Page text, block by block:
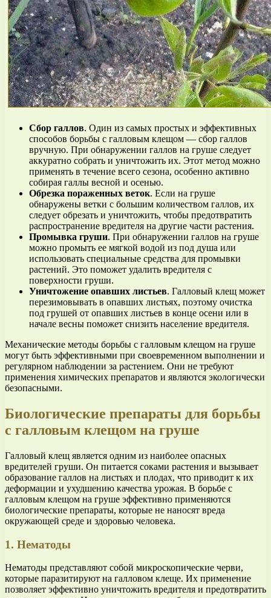
Сбор галлов. Один из самых простых и эффективных
способов борьбы с галловым клещом — сбор галлов
вручную. При обнаружении галлов на груше следует
аккуратно собрать и уничтожить их. Этот метод можно
применять в течение всего сезона, особенно активно
собирая галлы весной и осенью.
Обрезка пораженных веток. Если на груше
обнаружены ветки с большим количеством галлов, их
следует обрезать и уничтожить, чтобы предотвратить
распространение вредителя на другие части растения.
Промывка груши. При обнаружении галлов на груше
можно промыть ее мягкой водой из под душа или
использовать специальные средства для промывки
растений. Это поможет удалить вредителя с
поверхности груши.
Уничтожение опавших листьев. Галловый клещ может
перезимовывать в опавших листьях, поэтому очистка
под грушей от опавших листьев в конце осени или в
начале весны поможет снизить население вредителя.
Механические методы борьбы с галловым клещом на груше
могут быть эффективными при своевременном выполнении и
регулярном наблюдении за растением. Они не требуют
применения химических препаратов и являются экологически
безопасными.
Биологические препараты для борьбы
с галловым клещом на груше
Галловый клещ является одним из наиболее опасных
вредителей груши. Он питается соками растения и вызывает
образование галлов на листьях и плодах, что приводит к их
деформации и ухудшению качества урожая. В борьбе с
галловым клещом на груше эффективно применяются
биологические препараты, которые не наносят вреда
окружающей среде и здоровью человека.
1. Нематоды
Нематоды представляют собой микроскопические черви,
которые паразитируют на галловом клеще. Их применение
позволяет эффективно уничтожить вредителя и предотвратить